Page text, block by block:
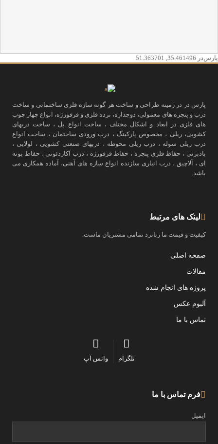
پارس‌در 35.461496
,
51.363701
پارس در در زمینه طراحی و ساخت هر گونه سازه فلزی ساختمانی و ساخت
درب و پنجره های معمولی، دوجداره، نرده فلزی و فرفورژه، انواع چهار چوب
های فلزی در ابعاد و اشکال مختلف ، ساخت انواع پل ، ساخت دربهای
کشویی، ریلی ، مخصوص پارکینگ ، درب ورودی ساختمان ، ساخت انواع
درب ریلی سوله ، درب ریلی محوطه ، دربهای صنعتی کشویی ، لولایی ،
بادبزنی ، حفاظ فلزی پنجره ، حفاظ فرفورژه ، درب آکاردئونی ، حفاظ بوته
ای ، آلاچیق ، درب انباری سازنده انواع سازه های آهنی، آماده همکاری می
باشد.
لینک های مرتبط
کیفیت و قیمت ما زبانزد تمامی مشتریان ماست.
صفحه اصلی
مقالات
پروژه های انجام شده
آلبوم عکس
تماس با ما
تلگرام واتس آپ
فرم تماس با ما
ایمیل